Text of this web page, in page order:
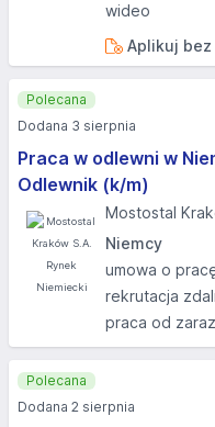
wideo
Aplikuj bez
Praca w odlewni w
Odlewnik (k/m)
Mostostal
Niemcy
umowa o
rekrutacja
praca od zaraz
Polecana
Dodana 3 sierpnia
Polecana
Dodana 2 sierpnia